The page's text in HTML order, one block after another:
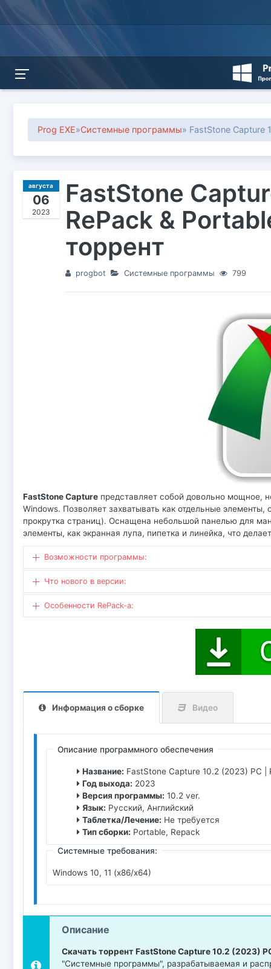
Prog EXE»Системные программы» FastStone Capture
августа
06
2023
FastStone
RePack &
торрент
progbot Системные программы 799
FastStone Captureпредставляет собой довольно мощное,
Windows. Позволяет захватывать как отдельные
прокрутка страниц). Оснащена небольшой панелью для
элементы, как экранная лупа, пипетка и линейка, что
Возможности программы:
Что нового в версии:
Особенности RePаck-a:
Информация о сборке Видео
Описание программного обеспечения
Название: FastStone Capture 10.2 (2023) РС |
Год выхода: 2023
Версия программы: 10.2 ver.
Язык: Русский, Английский
Таблетка/Лечение: Не требуется
Тип сборки: Portable, Repack
Системные требования:
Windows 10, 11 (x86/x64)
Описание
Скачать торрент FastStone Capture 10.2 (2023)
"Системные программы", разрабатываемая и